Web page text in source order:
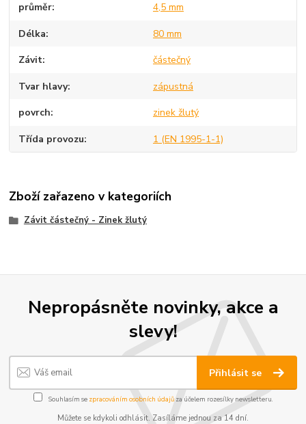
průměr 4,5 mm
Délka 80 mm
Závit částečný
Tvar hlavy zápustná
povrch zinek žlutý
Třída provozu 1 (EN 1995-1-1)
Zboží zařazeno v kategoriích
Závit částečný - Zinek žlutý
Nepropásněte novinky, akce a
slevy!
Přihlásit se
Souhlasím se zpracováním osobních údajůza účelem rozesílky newsletteru.
Můžete se kdykoli odhlásit. Zasíláme jednou za 14 dní.